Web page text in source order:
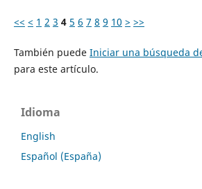
<< < 1 2 3 4 5 6 7 8 9 10 > >>
También puede Iniciar una búsqueda
para este artículo.
Idioma
English
Español (España)